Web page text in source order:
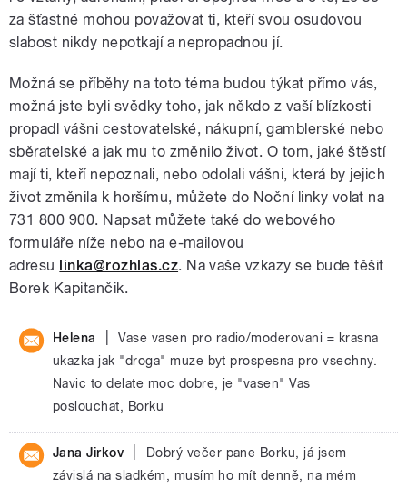
za šťastné mohou považovat ti, kteří svou osudovou
slabost nikdy nepotkají a nepropadnou jí.
Možná se příběhy na toto téma budou týkat přímo vás,
možná jste byli svědky toho, jak někdo z vaší blízkosti
propadl vášni cestovatelské, nákupní, gamblerské nebo
sběratelské a jak mu to změnilo život. O tom, jaké štěstí
mají ti, kteří nepoznali, nebo odolali vášni, která by jejich
život změnila k horšímu, můžete do Noční linky volat na
731 800 900. Napsat můžete také do webového
formuláře níže nebo na e-mailovou
adresu linka@rozhlas.cz. Na vaše vzkazy se bude těšit
Borek Kapitančik.
Helena
Vase vasen pro radio/moderovani = krasna
ukazka jak "droga" muze byt prospesna pro vsechny.
Navic to delate moc dobre, je "vasen" Vas
poslouchat, Borku
Jana Jirkov
Dobrý večer pane Borku, já jsem
závislá na sladkém, musím ho mít denně, na mém